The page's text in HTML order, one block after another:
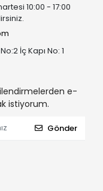
10:00 - 17:00
İç Kapı No: 1
e-
istiyorum.
Gönder